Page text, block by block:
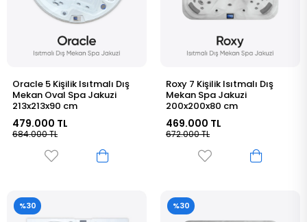
Oracle 5 Kişilik Isıtmalı Dış
Mekan Oval Spa Jakuzi
213x213x90 cm
479.000 TL
684.000 TL
Roxy 7 Kişilik Isıtmalı Dış
Mekan Spa Jakuzi
200x200x80 cm
469.000 TL
672.000 TL
%30 %30